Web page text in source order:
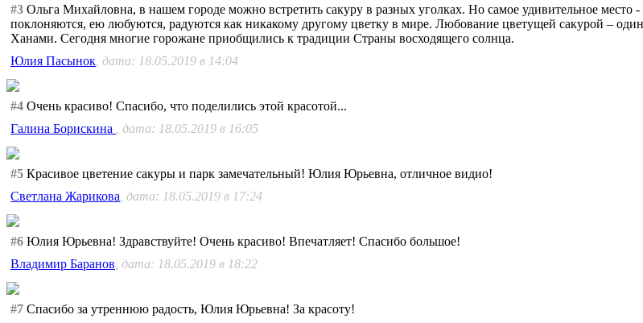
#3 Ольга Михайловна, в нашем городе можно встретить сакуру в разных уголках. Но самое удивительное место
поклоняются, ею любуются, радуются как никакому другому цветку в мире. Любование цветущей сакурой –
Ханами. Сегодня многие горожане приобщились к традиции Страны восходящего солнца.
Юлия Пасынок , дата: 18.05.2019 в 14:04
#4 Очень красиво! Спасибо, что поделились этой красотой...
Галина Борискина
, дата: 18.05.2019 в 16:05
#5 Красивое цветение сакуры и парк замечательный! Юлия Юрьевна, отличное видио!
Светлана Жарикова , дата: 18.05.2019 в 17:24
#6 Юлия Юрьевна! Здравствуйте! Очень красиво! Впечатляет! Спасибо большое!
Владимир Баранов , дата: 18.05.2019 в 18:22
#7 Спасибо за утреннюю радость, Юлия Юрьевна! За красоту!